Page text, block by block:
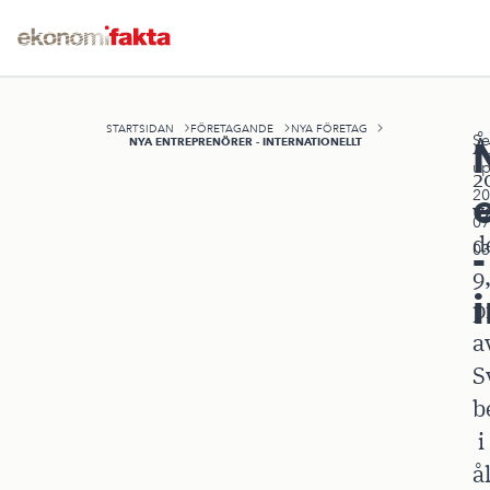
STARTSIDAN FÖRETAGANDE NYA FÖRETAG
NYA ENTREPRENÖRER - INTERNATIONELLT
-
03
i